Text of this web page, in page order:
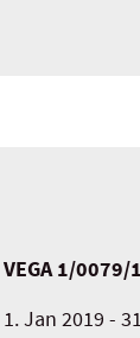
VEGA 1/0079/
1. Jan 2019 -